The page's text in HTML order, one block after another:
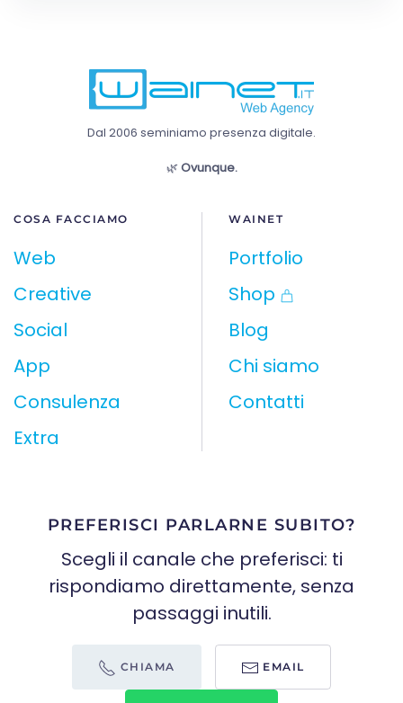
Dal 2006 seminiamo presenza digitale.
🌿 Ovunque.
COSA FACCIAMO
Web
Creative
Social
App
Consulenza
Extra
WAINET
Portfolio
Shop
Blog
Chi siamo
Contatti
PREFERISCI PARLARNE SUBITO?
Scegli il canale che preferisci: ti
rispondiamo direttamente, senza
passaggi inutili.
CHIAMA EMAIL